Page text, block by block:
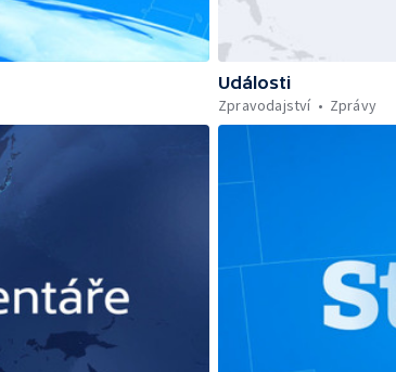
Události
Zpravodajství
Zprávy